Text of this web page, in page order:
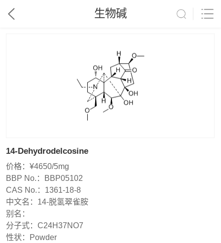
生物碱
14-Dehydrodelcosine
价格：¥4650/5mg
BBP No.： BBP05102
CAS No.： 1361-18-8
中文名： 14-脱氢翠雀胺
别名：
分子式：C24H37NO7
性状： Powder